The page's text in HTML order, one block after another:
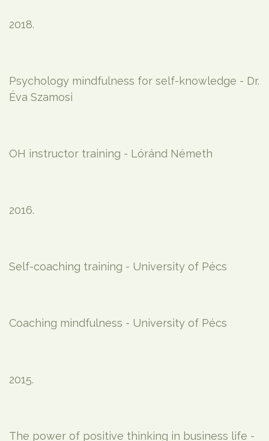
2018.
Psychology mindfulness for self-knowledge - Dr.
Éva Szamosi
OH instructor training - Lóránd Németh
2016.
Self-coaching training - University of Pécs
Coaching mindfulness - University of Pécs
2015.
The power of positive thinking in business life -